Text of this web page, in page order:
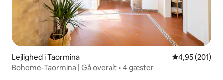
Lejlighed i Taormina 4,95 ud af 5 i
4,95 (201)
Boheme-Taormina | Gå overalt • 4 gæster